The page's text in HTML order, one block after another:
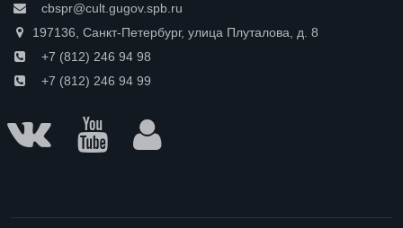
cbspr@cult.gugov.spb.ru
197136, Санкт-Петербург, улица Плуталова, д. 8
+7 (812) 246 94 98
+7 (812) 246 94 99